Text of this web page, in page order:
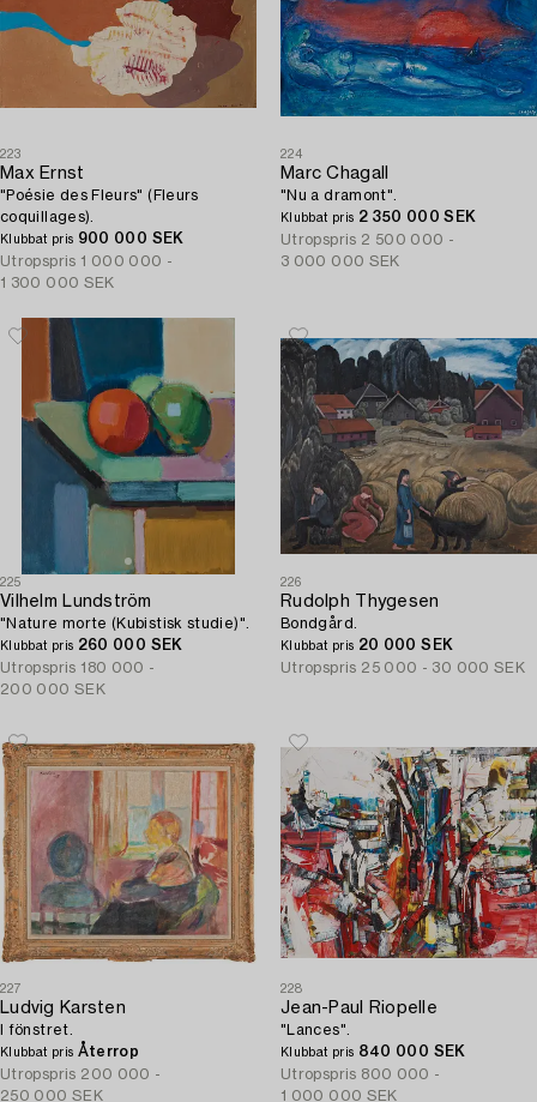
223
Max Ernst
"Poésie des Fleurs" (Fleurs
coquillages).
Klubbat pris 900 000 SEK
Utropspris 1 000 000 -
1 300 000 SEK
224
Marc Chagall
"Nu a dramont".
Klubbat pris 2 350 000 SEK
Utropspris 2 500 000 -
3 000 000 SEK
225
Vilhelm Lundström
"Nature morte (Kubistisk studie)".
Klubbat pris 260 000 SEK
Utropspris 180 000 -
200 000 SEK
226
Rudolph Thygesen
Bondgård.
Klubbat pris 20 000 SEK
Utropspris 25 000 - 30 000 SEK
227
Ludvig Karsten
I fönstret.
Klubbat pris Återrop
Utropspris 200 000 -
250 000 SEK
228
Jean-Paul Riopelle
"Lances".
Klubbat pris 840 000 SEK
Utropspris 800 000 -
1 000 000 SEK